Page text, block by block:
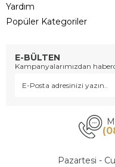
Yardım
Popüler Kategoriler
E-BÜLTEN
Kampanyalarımızdan
Pazartesi -